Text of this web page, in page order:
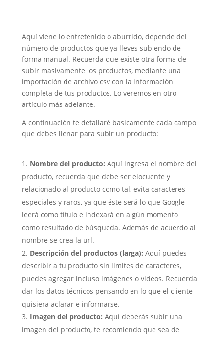
Aquí viene lo entretenido o aburrido, depende del
número de productos que ya lleves subiendo de
forma manual. Recuerda que existe otra forma de
subir masivamente los productos, mediante una
importación de archivo csv con la información
completa de tus productos. Lo veremos en otro
artículo más adelante.
A continuación te detallaré basicamente cada campo
que debes llenar para subir un producto:
Nombre del producto: Aquí ingresa el nombre del
producto, recuerda que debe ser elocuente y
relacionado al producto como tal, evita caracteres
especiales y raros, ya que éste será lo que Google
leerá como título e indexará en algún momento
como resultado de búsqueda. Además de acuerdo al
nombre se crea la url.
Descripción del productos (larga): Aquí puedes
describir a tu producto sin limites de caracteres,
puedes agregar incluso imágenes o videos. Recuerda
dar los datos técnicos pensando en lo que el cliente
quisiera aclarar e informarse.
Imagen del producto: Aquí deberás subir una
imagen del producto, te recomiendo que sea de